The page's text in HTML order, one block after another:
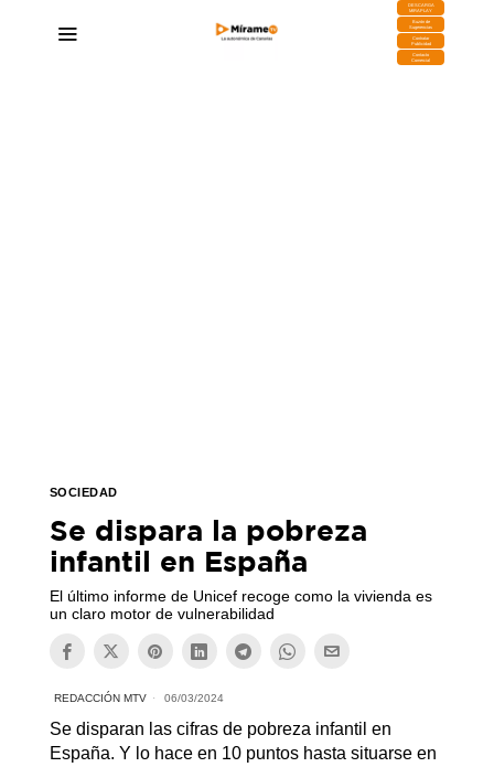
DESCARGA
MIRAPLAY
Buzón de
Sugerencias
Contratar
Publicidad
Contacto
Comercial
SOCIEDAD
Se dispara la pobreza
infantil en España
El último informe de Unicef recoge como la vivienda es
un claro motor de vulnerabilidad
REDACCIÓN MTV 06/03/2024
Se disparan las cifras de pobreza infantil en
España. Y lo hace en 10 puntos hasta situarse en